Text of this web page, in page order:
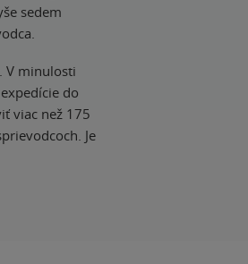
sedem
V minulosti
do
viac než 175
Je